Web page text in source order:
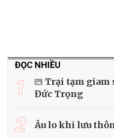
ĐỌC NHIỀU
1
Trại tạm giam
Đức Trọng
2 Âu lo khi lưu